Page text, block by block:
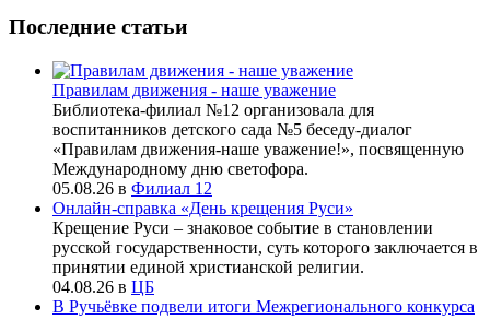
Последние статьи
Правилам движения - наше уважение
Библиотека-филиал №12 организовала для
воспитанников детского сада №5 беседу-диалог
«Правилам движения-наше уважение!», посвященную
Международному дню светофора.
05.08.26 в Филиал 12
Онлайн-справка «День крещения Руси»
Крещение Руси – знаковое событие в становлении
русской государственности, суть которого заключается в
принятии единой христианской религии.
04.08.26 в ЦБ
В Ручьёвке подвели итоги Межрегионального конкурса